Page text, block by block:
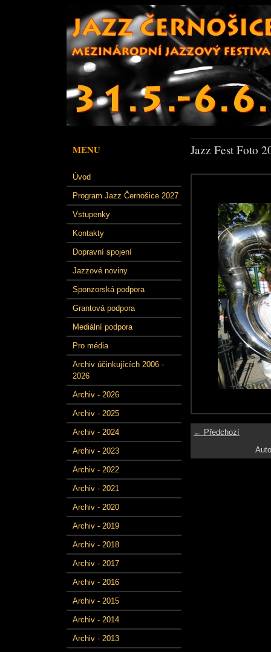
MENU
Úvod
Program Jazz Černošice 2027
Vstupenky
Kontakty
Dopravní spojení
Jazzové noviny
Sponzorská podpora
Grantová podpora
Mediální podpora
Pro média
Archiv účinkujících 2006 -
2026
Archiv - 2026
Archiv - 2025
Archiv - 2024
Archiv - 2023
Archiv - 2022
Archiv - 2021
Archiv - 2020
Archiv - 2019
Archiv - 2018
Archiv - 2017
Archiv - 2016
Archiv - 2015
Archiv - 2014
Archiv - 2013
Jazz Fest Foto
← Předchozí